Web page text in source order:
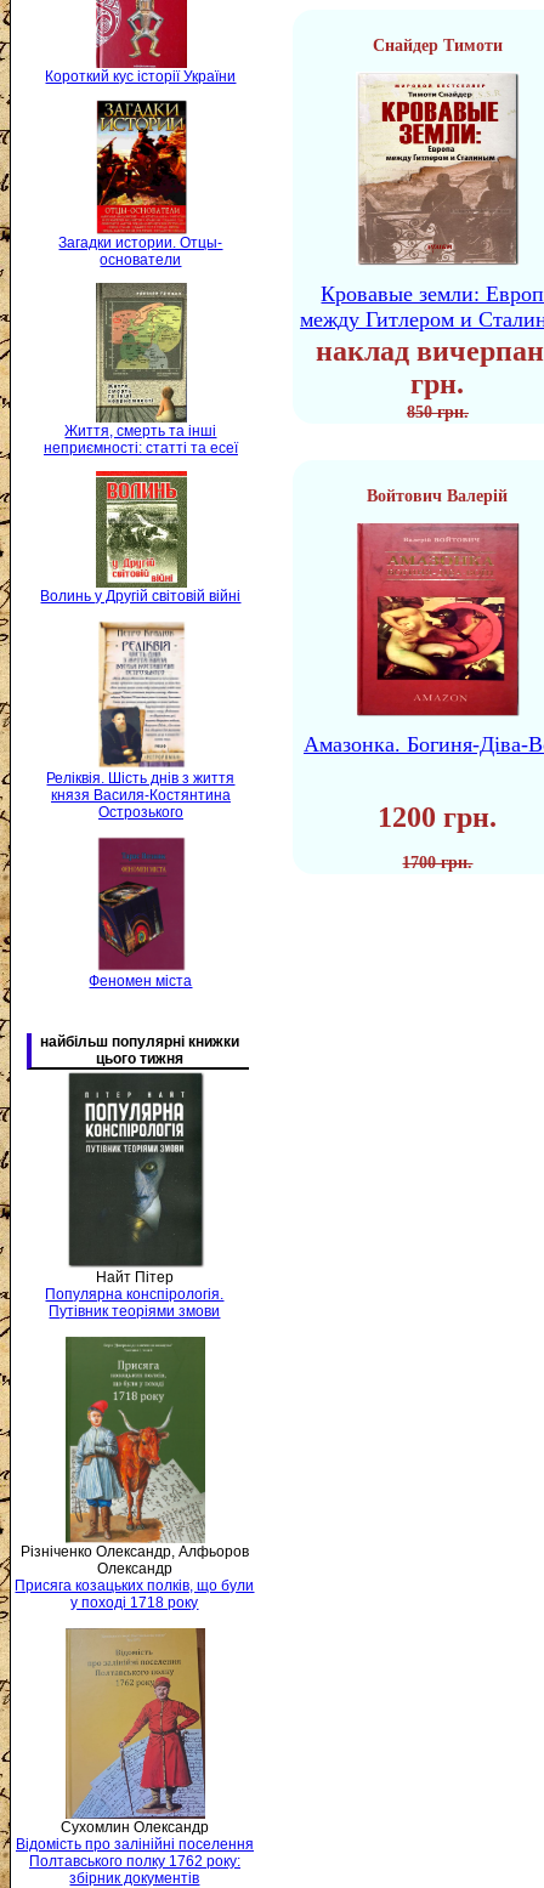
Короткий кус історії України
Загадки истории. Отцы-
основатели
Життя, смерть та інші
неприємності: статті та есеї
Волинь у Другій світовій війні
Реліквія. Шість днів з життя
князя Василя-Костянтина
Острозького
Феномен міста
найбільш популярні книжки
цього тижня
Найт Пітер
Популярна конспірологія.
Путівник теоріями змови
Різніченко Олександр, Алфьоров
Олександр
Присяга козацьких полків, що були
у поході 1718 року
Сухомлин Олександр
Відомість про залінійні поселення
Полтавського полку 1762 року:
збірник документів
Снайдер Тимоти
Кровавые земли:
между Гитлером и
наклад
грн.
850 грн.
Войтович Валерій
Амазонка. Богиня-Діва-
1200 грн.
1700 грн.